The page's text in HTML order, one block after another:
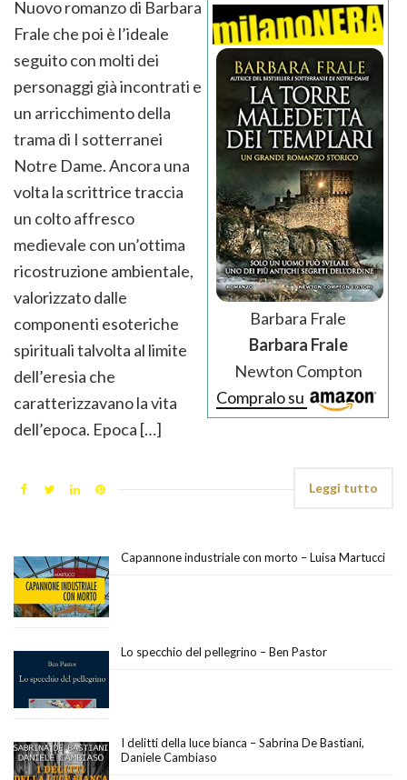
Barbara Frale
Barbara Frale
Newton Compton
Compralo su
Nuovo romanzo di Barbara
Frale che poi è l’ideale
seguito con molti dei
personaggi già incontrati e
un arricchimento della
trama di I sotterranei
Notre Dame. Ancora una
volta la scrittrice traccia
un colto affresco
medievale con un’ottima
ricostruzione ambientale,
valorizzato dalle
componenti esoteriche
spirituali talvolta al limite
dell’eresia che
caratterizzavano la vita
dell’epoca. Epoca […]
Leggi tutto
Capannone industriale con morto – Luisa Martucci
Lo specchio del pellegrino – Ben Pastor
I delitti della luce bianca – Sabrina De Bastiani,
Daniele Cambiaso